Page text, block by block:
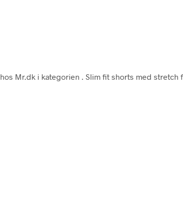
hos Mr.dk i kategorien . Slim fit shorts med stretch